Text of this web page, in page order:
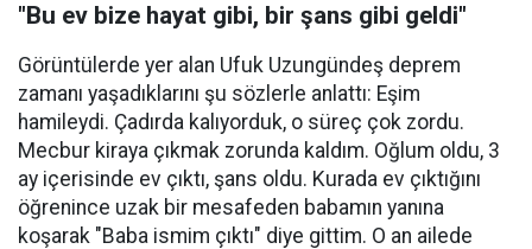
"Bu ev bize hayat gibi, bir şans gibi geldi"
Görüntülerde yer alan Ufuk Uzungündeş deprem
zamanı yaşadıklarını şu sözlerle anlattı: Eşim
hamileydi. Çadırda kalıyorduk, o süreç çok zordu.
Mecbur kiraya çıkmak zorunda kaldım. Oğlum oldu, 3
ay içerisinde ev çıktı, şans oldu. Kurada ev çıktığını
öğrenince uzak bir mesafeden babamın yanına
koşarak "Baba ismim çıktı" diye gittim. O an ailede